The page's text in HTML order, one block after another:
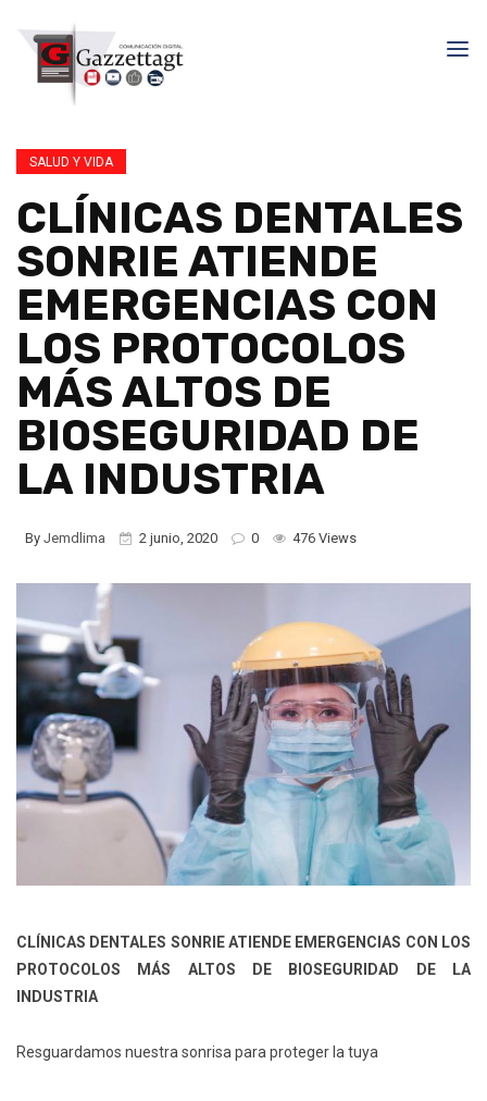
SALUD Y VIDA
CLÍNICAS DENTALES
SONRIE ATIENDE
EMERGENCIAS CON
LOS PROTOCOLOS
MÁS ALTOS DE
BIOSEGURIDAD DE
LA INDUSTRIA
By Jemdlima 2 junio, 2020 0 476 Views
CLÍNICAS DENTALES SONRIE ATIENDE EMERGENCIAS CON LOS
PROTOCOLOS MÁS ALTOS DE BIOSEGURIDAD DE LA
INDUSTRIA
Resguardamos nuestra sonrisa para proteger la tuya